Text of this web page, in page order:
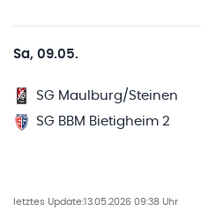
Sa, 09.05.
SG Maulburg/Steinen
SG BBM Bietigheim 2
letztes Update:13.05.2026 09:38 Uhr